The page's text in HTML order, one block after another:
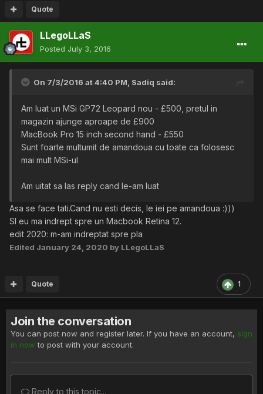
Quote
LLegoLLaS
Posted July 3, 2016
On 7/3/2016 at 4:40 PM, Sadiq said:
Am luat un MSi GP72 Leopard nou - £500, pretul in
magazin ajunge aproape de £900
MacBook Pro 15 inch second hand - £550
Sunt foarte multumit de amandoua cu toate ca folosesc
mai mult MSi-ul
Am uitat sa las reply cand le-am luat
Asa se face tati.Cand nu esti decis, le iei pe amandoua :)))
SI eu ma indrept spre un Macbook Retina 12.
edit 2020: m-am indreptat spre pla
Edited January 24, 2020 by LLegoLLaS
1
Quote
Join the conversation
You can post now and register later. If you have an account, sign
in now to post with your account.
Reply to this topic...